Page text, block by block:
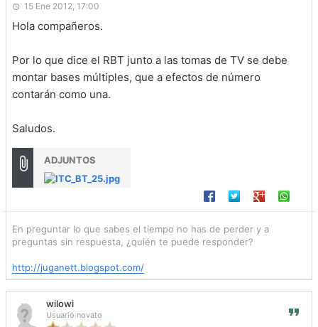
15 Ene 2012, 17:00
Hola compañeros.
Por lo que dice el RBT junto a las tomas de TV se debe
montar bases múltiples, que a efectos de número
contarán como una.
Saludos.
ADJUNTOS
En preguntar lo que sabes el tiempo no has de perder y a
preguntas sin respuesta, ¿quién te puede responder?
http://juganett.blogspot.com/
wilowi
Usuario novato